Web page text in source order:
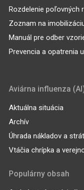
Rozdelenie poľovných
Zoznam na
Manuál pre odber
Prevencia a opatrenia
Aviárna influenza
Aktuálna situácia
Archív
Úhrada nákladov a
Vtáčia chrípka a
Populárny obsah